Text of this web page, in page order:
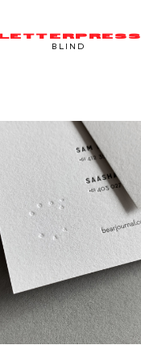
LETTERPRESS
BLIND